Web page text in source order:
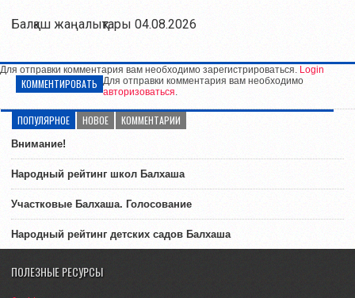
Балқаш жаңалықтары 04.08.2026
Для отправки комментария вам необходимо зарегистрироваться. Login
КОММЕНТИРОВАТЬ Для отправки комментария вам необходимо
авторизоваться.
ПОПУЛЯРНОЕ НОВОЕ КОММЕНТАРИИ
Внимание!
Народный рейтинг школ Балхаша
Участковые Балхаша. Голосование
Народный рейтинг детских садов Балхаша
ПОЛЕЗНЫЕ РЕСУРСЫ